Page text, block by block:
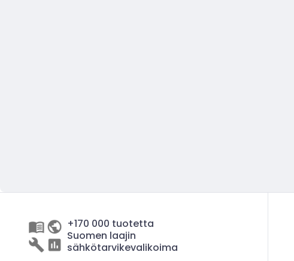
+170 000 tuotetta
Suomen laajin
sähkötarvikevalikoima